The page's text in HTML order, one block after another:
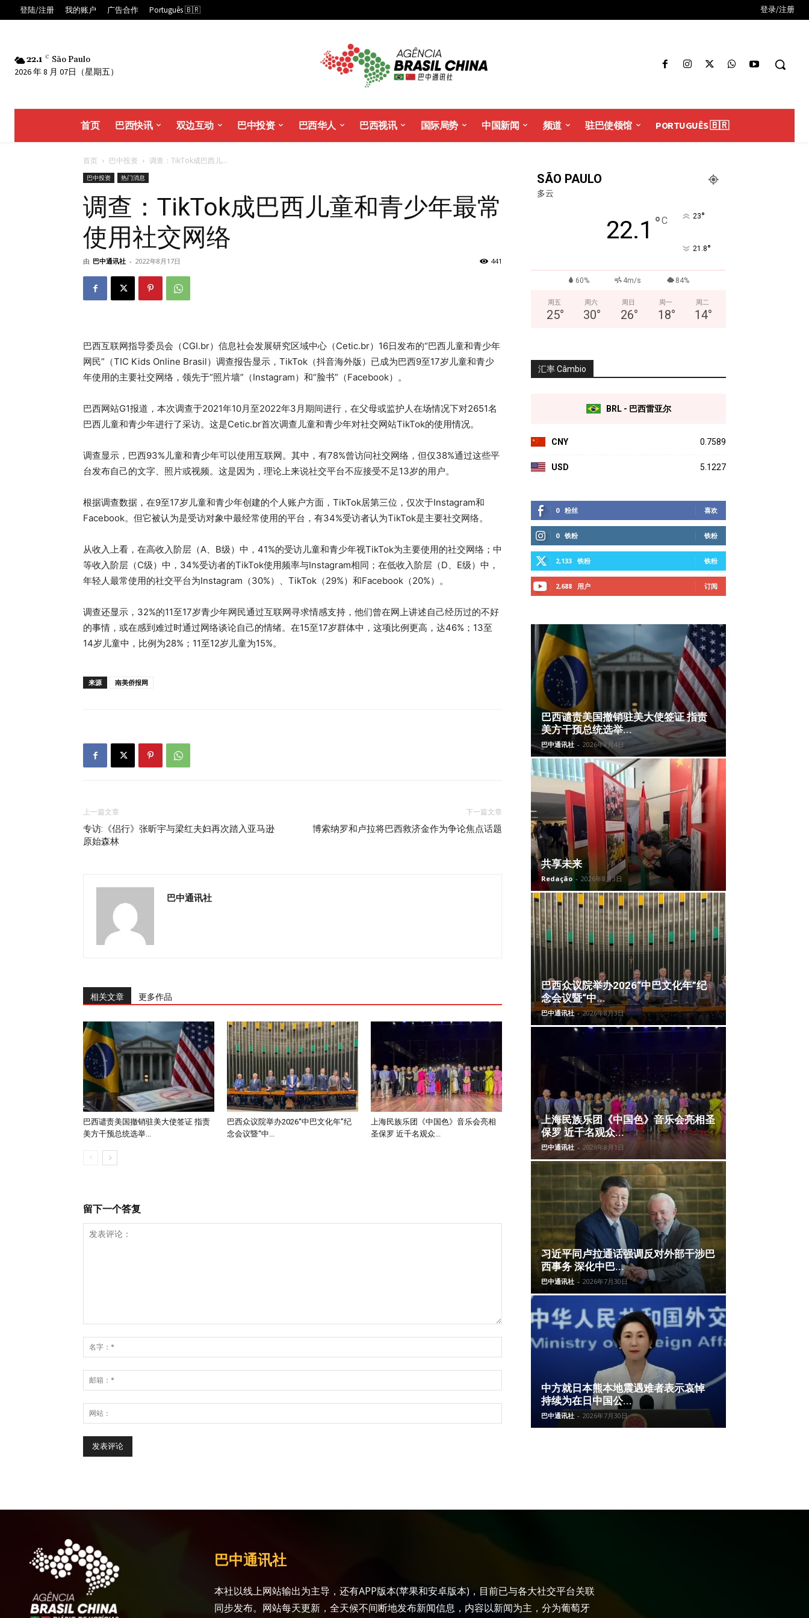
登陆/注册 我的账户 广告合作 Português 🇧🇷 登录/注册
22.1 C São Paulo
2026 年 8 月 07日（星期五）
首页 巴西快讯 双边互动 巴中投资 巴西华人 巴西视讯 国际局势 中国新闻 频道 驻巴使领馆 PORTUGUÊS 🇧🇷
首页 巴中投资 调查：TikTok成巴西儿...
巴中投资 热门消息
调查：TikTok成巴西儿童和青少年最常
使用社交网络
由 巴中通讯社 - 2022年8月17日 441
巴西互联网指导委员会（CGI.br）信息社会发展研究区域中心（Cetic.br）16日发布的“巴西儿童和青少年
网民”（TIC Kids Online Brasil）调查报告显示，TikTok（抖音海外版）已成为巴西9至17岁儿童和青少
年使用的主要社交网络，领先于“照片墙”（Instagram）和“脸书”（Facebook）。
巴西网站G1报道，本次调查于2021年10月至2022年3月期间进行，在父母或监护人在场情况下对2651名
巴西儿童和青少年进行了采访。这是Cetic.br首次调查儿童和青少年对社交网站TikTok的使用情况。
调查显示，巴西93%儿童和青少年可以使用互联网。其中，有78%曾访问社交网络，但仅38%通过这些平
台发布自己的文字、照片或视频。这是因为，理论上来说社交平台不应接受不足13岁的用户。
根据调查数据，在9至17岁儿童和青少年创建的个人账户方面，TikTok居第三位，仅次于Instagram和
Facebook。但它被认为是受访对象中最经常使用的平台，有34%受访者认为TikTok是主要社交网络。
从收入上看，在高收入阶层（A、B级）中，41%的受访儿童和青少年视TikTok为主要使用的社交网络；中
等收入阶层（C级）中，34%受访者的TikTok使用频率与Instagram相同；在低收入阶层（D、E级）中，
年轻人最常使用的社交平台为Instagram（30%）、TikTok（29%）和Facebook（20%）。
调查还显示，32%的11至17岁青少年网民通过互联网寻求情感支持，他们曾在网上讲述自己经历过的不好
的事情，或在感到难过时通过网络谈论自己的情绪。在15至17岁群体中，这项比例更高，达46%；13至
14岁儿童中，比例为28%；11至12岁儿童为15%。
来源 南美侨报网
上一篇文章
专访:《侣行》张昕宇与梁红夫妇再次踏入亚马逊
原始森林
下一篇文章
博索纳罗和卢拉将巴西救济金作为争论焦点话题
巴中通讯社
相关文章 更多作品
巴西谴责美国撤销驻美大使签证 指责
美方干预总统选举...
巴西众议院举办2026“中巴文化年”纪
念会议暨“中...
上海民族乐团《中国色》音乐会亮相
圣保罗 近千名观众...
留下一个答复
SÃO PAULO
多云
22.1 °C 23°
21.8°
60% 4m/s 84%
周五
25°
周六
30°
周日
26°
周一
18°
周二
14°
汇率 Câmbio
BRL - 巴西雷亚尔
CNY 0.7589
USD 5.1227
0 粉丝 喜欢
0 铁粉 铁粉
2,133 铁粉 铁粉
2,688 用户 订阅
巴西谴责美国撤销驻美大使签证 指责
美方干预总统选举...
巴中通讯社 - 2026年8月4日
共享未来
Redação - 2026年8月3日
巴西众议院举办2026“中巴文化年”纪
念会议暨“中...
巴中通讯社 - 2026年8月3日
上海民族乐团《中国色》音乐会亮相圣
保罗 近千名观众...
巴中通讯社 - 2026年8月1日
习近平同卢拉通话强调反对外部干涉巴
西事务 深化中巴...
巴中通讯社 - 2026年7月30日
中方就日本熊本地震遇难者表示哀悼
持续为在日中国公...
巴中通讯社 - 2026年7月30日
巴中通讯社
本社以线上网站输出为主导，还有APP版本(苹果和安卓版本)，目前已与各大社交平台关联
同步发布。网站每天更新，全天候不间断地发布新闻信息，内容以新闻为主，分为葡萄牙